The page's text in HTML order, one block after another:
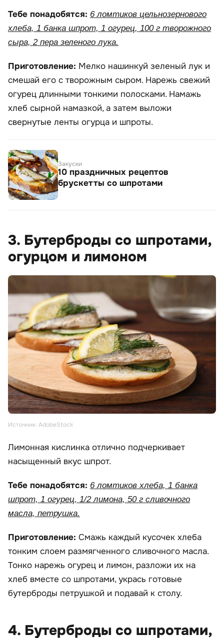
Тебе понадобятся: 6 ломтиков цельнозернового
хлеба, 1 банка шпрот, 1 огурец, 100 г творожного
сыра, 2 пера зеленого лука.
Приготовление: Мелко нашинкуй зеленый лук и
смешай его с творожным сыром. Нарежь свежий
огурец длинными тонкими полосками. Намажь
хлеб сырной намазкой, а затем выложи
свернутые ленты огурца и шпроты.
Закуски
10 праздничных рецептов
брускетты со шпротами
3. Бутерброды со шпротами,
огурцом и лимоном
Источник: AdobeStock
Лимонная кислинка отлично подчеркивает
насыщенный вкус шпрот.
Тебе понадобятся: 6 ломтиков хлеба, 1 банка
шпрот, 1 огурец, 1/2 лимона, 50 г сливочного
масла, петрушка.
Приготовление: Смажь каждый кусочек хлеба
тонким слоем размягченного сливочного масла.
Тонко нарежь огурец и лимон, разложи их на
хлеб вместе со шпротами, укрась готовые
бутерброды петрушкой и подавай к столу.
4. Бутерброды со шпротами,